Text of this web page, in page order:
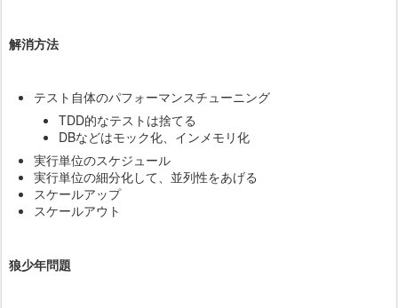
解消方法
テスト自体のパフォーマンスチューニング
TDD的なテストは捨てる
DBなどはモック化、インメモリ化
実行単位のスケジュール
実行単位の細分化して、並列性をあげる
スケールアップ
スケールアウト
狼少年問題